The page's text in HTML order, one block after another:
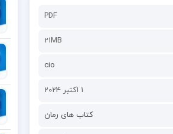
PDF
21MB
cio
1 اکتبر 2024
کتاب های رمان